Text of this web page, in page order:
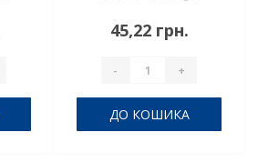
45,22 грн.
- +
ДО КОШИКА